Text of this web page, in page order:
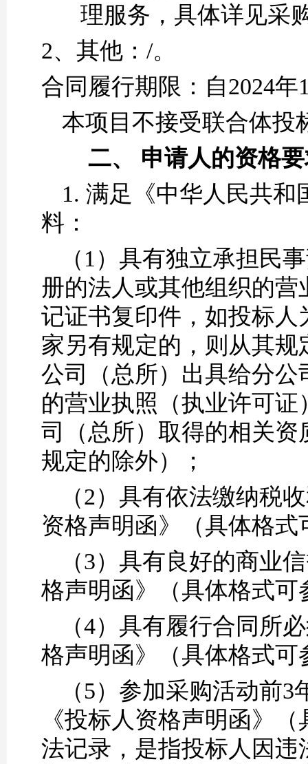
理服务 ，具体详见采
2、 其他： /。
合同履行期限： 自2024年
本项目不接受联合体投
二、 申请人的资格
1. 满足《中华人民共和
料：
（1） 具有独立承担民
册的法人或其他组织的
记证书复印件，如投标
家另有规定的，则从其
公司（总所）出具给分
的营业执照（执业许可
司（总所）取得的相关
规定的除外）；
（2） 具有依法缴纳税
资格声明函》（具体格
（3） 具有良好的商业
格声明函》（具体格式
（4） 具有履行合同所
格声明函》（具体格式
（5） 参加采购活动前3
《投标人资格声明函》
法记录，是指投标人 因违